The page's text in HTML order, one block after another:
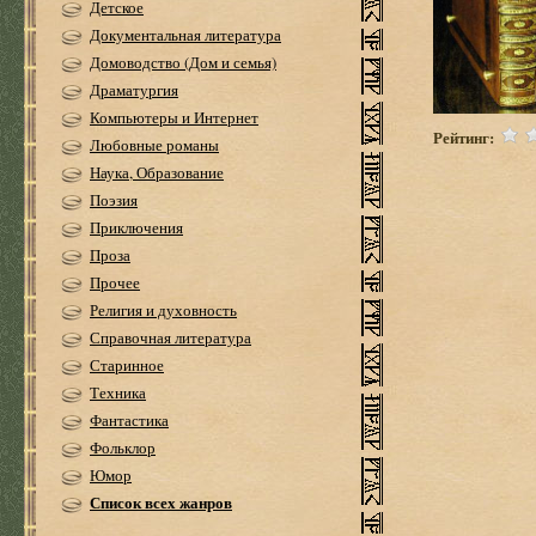
Детское
Документальная литература
Домоводство (Дом и семья)
Драматургия
Компьютеры и Интернет
Любовные романы
Наука, Образование
Поэзия
Приключения
Проза
Прочее
Религия и духовность
Справочная литература
Старинное
Техника
Фантастика
Фольклор
Юмор
Список всех жанров
Рейтинг: